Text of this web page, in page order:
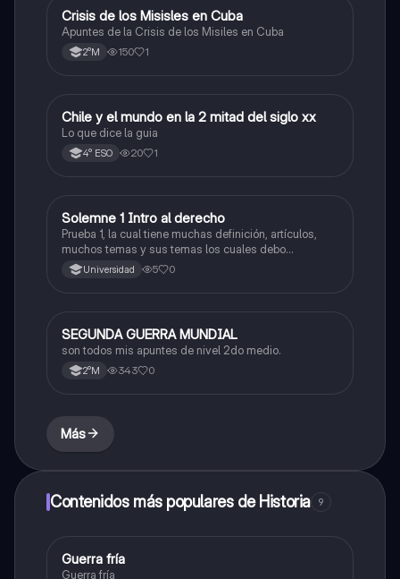
Historia
Crisis de los Misisles en Cuba
Apuntes de la Crisis de los Misiles en Cuba
2°M 150 1
Historia
Chile y el mundo en la 2 mitad del siglo xx
Lo que dice la guia
4° ESO 20 1
Historia
Solemne 1 Intro al derecho
Prueba 1, la cual tiene muchas definición, artículos,
muchos temas y sus temas los cuales debo
memorizar a la perfecccion
Universidad 5 0
Historia
SEGUNDA GUERRA MUNDIAL
son todos mis apuntes de nivel 2do medio.
2°M 343 0
Más
Contenidos más populares de Historia 9
Historia
Guerra fría
Guerra fría